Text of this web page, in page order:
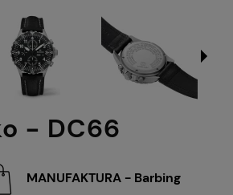
- DC66
MANUFAKTURA - Barbing